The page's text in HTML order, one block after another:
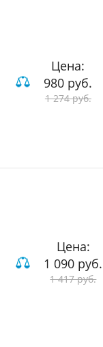
Цена:
980 руб.
1 274 руб.
Цена:
1 090 руб.
1 417 руб.